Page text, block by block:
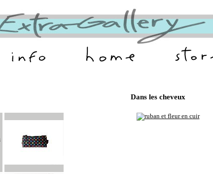
Dans les cheveux